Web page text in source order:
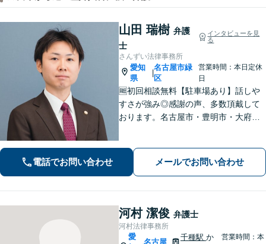
山田 瑞樹 弁護
士
インタビューを見
る
さんずい法律事務所
愛知
県
|
名古屋市緑
区
営業時間：本日定休
日
🆓初回相談無料【駐車場あり】話しや
すさが強み◎感謝の声、多数頂戴して
おります。名古屋市・豊明市・大府
不安を軽減。理想とする解決を目指し
ます【土曜・夜間面談OK】
電話でお問い合わせ メールでお問い合わせ
河村 潔俊 弁護士
河村法律事務所
愛
名古屋
千種駅 か
営業時間：本